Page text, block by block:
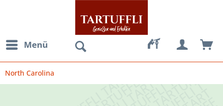
Menü
North Carolina